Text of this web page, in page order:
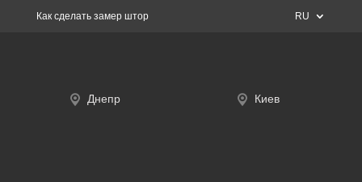
Как сделать замер штор RU
Днепр Киев